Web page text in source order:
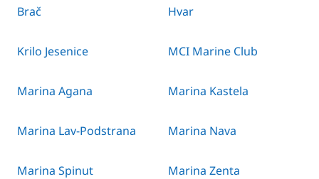
Brač Hvar
Krilo Jesenice MCI Marine Club
Marina Agana Marina Kastela
Marina Lav-Podstrana Marina Nava
Marina Spinut Marina Zenta